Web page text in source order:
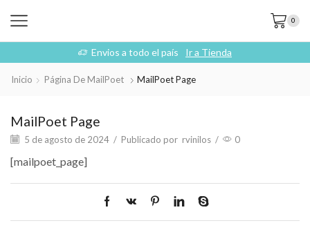
0
Envios a todo el país Ir a Tienda
Inicio Página De MailPoet MailPoet Page
MailPoet Page
5 de agosto de 2024 / Publicado por rvinilos / 0
[mailpoet_page]